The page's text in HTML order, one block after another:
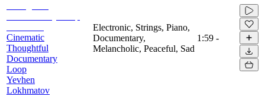
Cinematic
Thoughtful
Documentary
Loop
Yevhen
Lokhmatov
Electronic, Strings, Piano,
Documentary,
Melancholic, Peaceful, Sad
1:59 -